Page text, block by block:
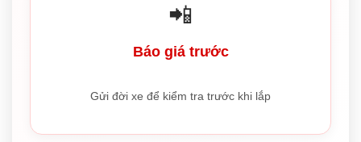
📲
Báo giá trước
Gửi đời xe để kiểm tra trước khi lắp